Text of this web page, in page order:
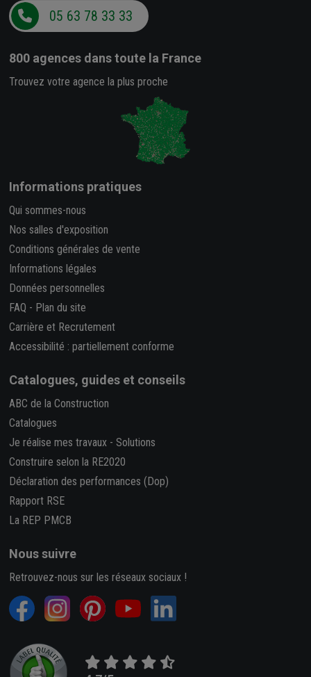
05 63 78 33 33
800 agences dans toute la France
Trouvez votre agence la plus proche
Informations pratiques
Qui sommes-nous
Nos salles d'exposition
Conditions générales de vente
Informations légales
Données personnelles
FAQ - Plan du site
Carrière et Recrutement
Accessibilité : partiellement conforme
Catalogues, guides et conseils
ABC de la Construction
Catalogues
Je réalise mes travaux - Solutions
Construire selon la RE2020
Déclaration des performances (Dop)
Rapport RSE
La REP PMCB
Nous suivre
Retrouvez-nous sur les réseaux sociaux !